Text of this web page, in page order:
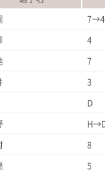
7→4
4
7
3
D
8
5